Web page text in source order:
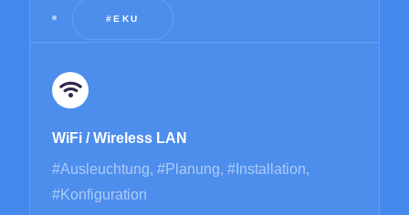
#EKU
WiFi / Wireless LAN
#Ausleuchtung, #Planung, #Installation,
#Konfiguration